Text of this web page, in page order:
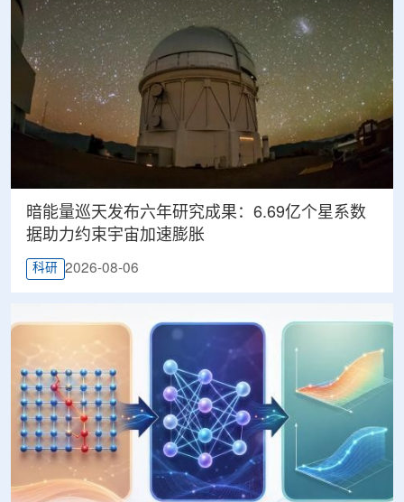
暗能量巡天发布六年研究成果：6.69亿个星系数
据助力约束宇宙加速膨胀
科研 2026-08-06